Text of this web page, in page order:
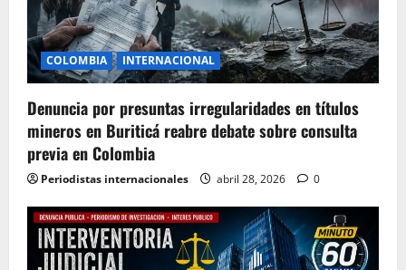
COLOMBIA INTERNACIONAL
Denuncia por presuntas irregularidades en títulos
mineros en Buriticá reabre debate sobre consulta
previa en Colombia
Periodistas internacionales abril 28, 2026 0